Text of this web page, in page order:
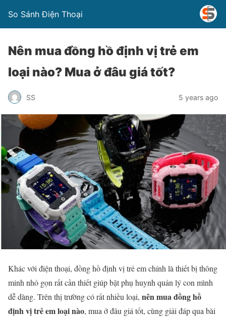
So Sánh Điện Thoại
Nên mua đồng hồ định vị trẻ em
loại nào? Mua ở đâu giá tốt?
SS 5 years ago
Khác với điện thoại, đồng hồ định vị trẻ em chính là thiết bị thông
minh nhỏ gọn rất cần thiết giúp bật phụ huynh quản lý con mình
dễ dàng. Trên thị trường có rất nhiều loại, nên mua đồng hồ
định vị trẻ em loại nào, mua ở đâu giá tốt, cùng giải đáp qua bài